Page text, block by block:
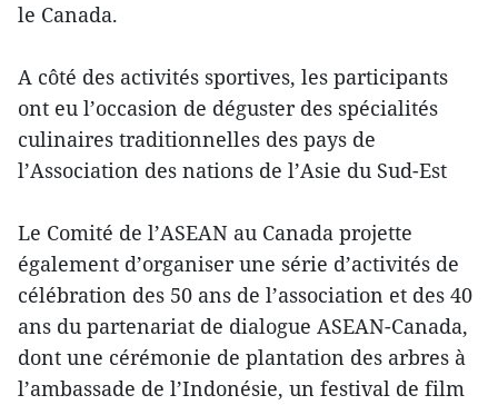
le Canada.
A côté des activités sportives, les participants
ont eu l’occasion de déguster des spécialités
culinaires traditionnelles des pays de
l’Association des nations de l’Asie du Sud-Est
Le Comité de l’ASEAN au Canada projette
également d’organiser une série d’activités de
célébration des 50 ans de l’association et des 40
ans du partenariat de dialogue ASEAN-Canada,
dont une cérémonie de plantation des arbres à
l’ambassade de l’Indonésie, un festival de film